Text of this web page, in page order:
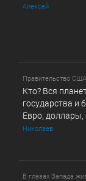
Алексей
Правительство
Кто? Вся
государства и
Евро,
Николаев
В глазах Запада